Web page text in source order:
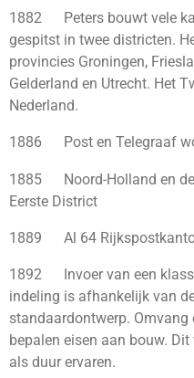
1882 Peters bouwt vele
gespitst in twee districten.
provincies Groningen,
Gelderland en Utrecht. Het
Nederland.
1886 Post en Telegraaf
1885 Noord-Holland en de
Eerste District
1889 Al 64
1892 Invoer van een
indeling is afhankelijk van
standaardontwerp.
bepalen eisen aan bouw.
als duur ervaren.